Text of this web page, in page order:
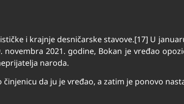
i krajnje desničarske stavove.[17] U
novembra 2021. godine, Bokan je vređao
naroda.
da ju je vređao, a zatim je ponovo